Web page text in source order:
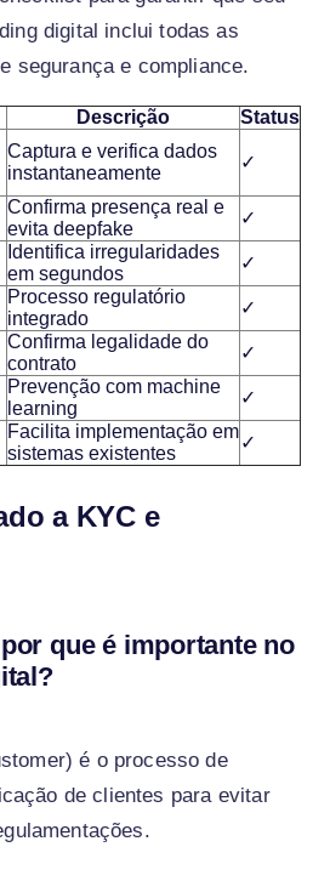
digital inclui todas as
segurança e compliance.
Descrição
Status
Captura e verifica dados
instantaneamente
✓
Confirma presença real e
evita deepfake
✓
Identifica irregularidades
em segundos
✓
Processo regulatório
integrado
✓
Confirma legalidade do
contrato
✓
Prevenção com machine
learning
✓
Facilita implementação em
sistemas existentes
✓
a KYC e
que é importante no
é o processo de
de clientes para evitar